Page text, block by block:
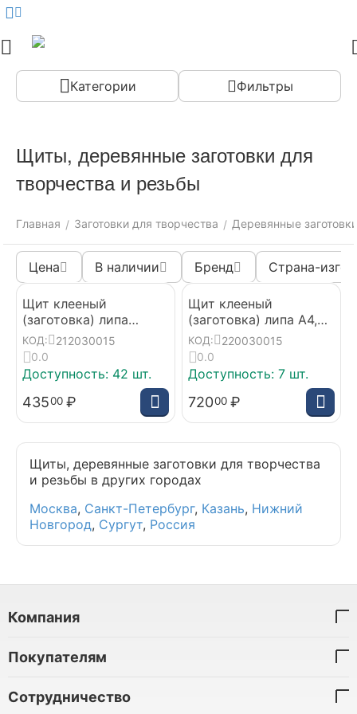
Категории Фильтры
Щиты, деревянные заготовки для
творчества и резьбы
Главная / Заготовки для творчества / Деревянные
Цена В наличии Бренд Страна-
Щит клееный
(заготовка) липа
120*300*15 мм, для
резьбы по дереву
КОД:
212030015
0.0
Доступность: 42 шт.
43500 ₽
Щит клееный
(заготовка) липа А4,
200*300*15 мм, для
резьбы по дереву
КОД:
220030015
0.0
Доступность: 7 шт.
72000 ₽
Щиты, деревянные заготовки для творчества
и резьбы в других городах
Москва, Санкт-Петербург, Казань, Нижний
Новгород, Сургут, Россия
Компания
Покупателям
Сотрудничество
Меню